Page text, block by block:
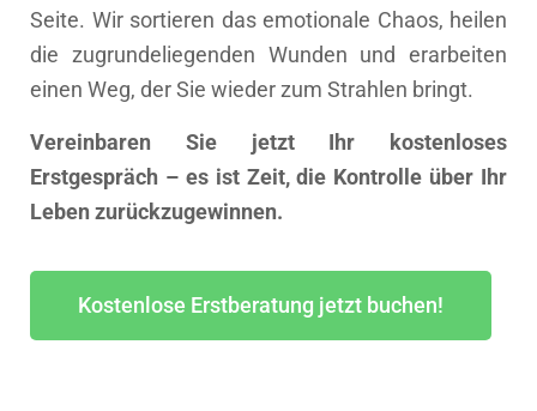
Seite. Wir sortieren das emotionale Chaos, heilen
die zugrundeliegenden Wunden und erarbeiten
einen Weg, der Sie wieder zum Strahlen bringt.
Vereinbaren Sie jetzt Ihr kostenloses
Erstgespräch – es ist Zeit, die Kontrolle über Ihr
Leben zurückzugewinnen.
Kostenlose Erstberatung jetzt buchen!